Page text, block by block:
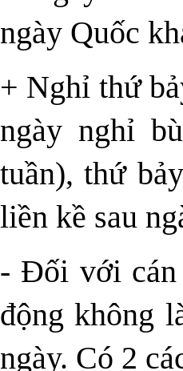
ngày Quốc
+ Nghỉ thứ
ngày nghỉ
tuần), thứ
liền kề sau
- Đối với cán
động không
ngày. Có 2